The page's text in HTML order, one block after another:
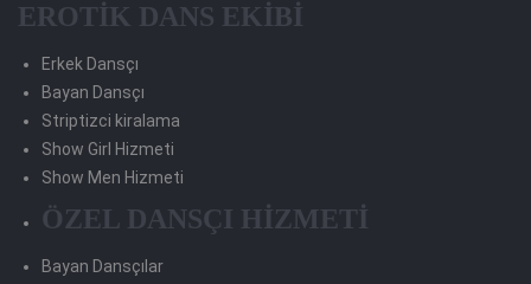
EROTİK DANS EKİBİ
Erkek Dansçı
Bayan Dansçı
Striptizci kiralama
Show Girl Hizmeti
Show Men Hizmeti
ÖZEL DANSÇI HİZMETİ
Bayan Dansçılar